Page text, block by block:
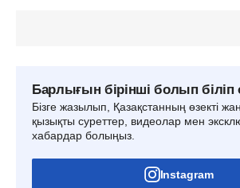
Барлығын бірінші болып
Бізге жазылып, Қазақстанның өзекті
қызықты суреттер, видеолар мен
хабардар болыңыз.
Instagram